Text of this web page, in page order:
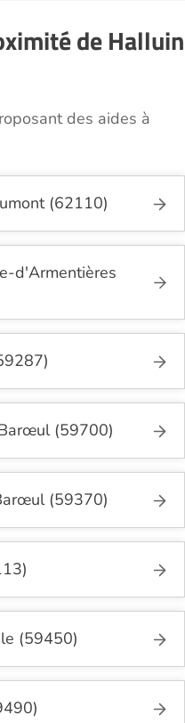
de Halluin
des aides à
(62110)
d'Armentières
(59700)
(59370)
(59450)